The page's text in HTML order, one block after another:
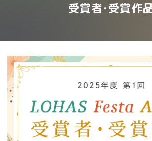
受賞者･受賞作